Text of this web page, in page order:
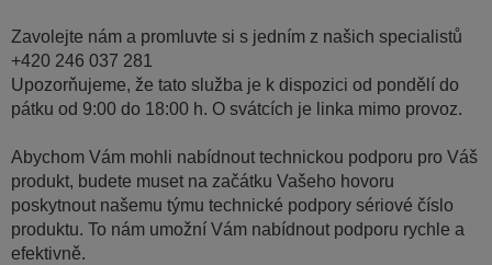
Zavolejte nám a promluvte si s jedním z našich specialistů
+420 246 037 281
Upozorňujeme, že tato služba je k dispozici od pondělí do
pátku od 9:00 do 18:00 h. O svátcích je linka mimo provoz.
Abychom Vám mohli nabídnout technickou podporu pro Váš
produkt, budete muset na začátku Vašeho hovoru
poskytnout našemu týmu technické podpory sériové číslo
produktu. To nám umožní Vám nabídnout podporu rychle a
efektivně.